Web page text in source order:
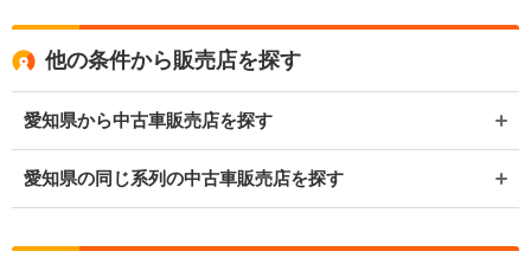
他の条件から販売店を探す
愛知県から中古車販売店を探す
愛知県の同じ系列の中古車販売店を探す